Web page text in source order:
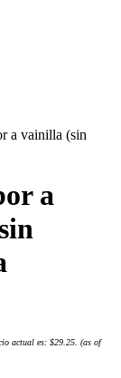
a vainilla (sin
a
actual es: $29.25. (as of